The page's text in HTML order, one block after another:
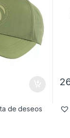
de deseos